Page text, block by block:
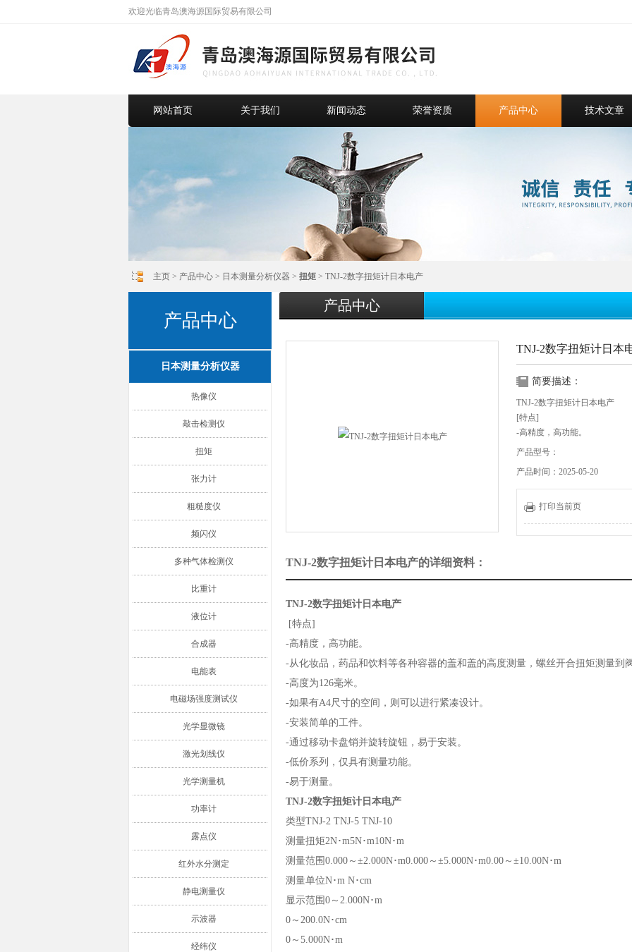
欢迎光临青岛澳海源国际贸易有限公司
网站首页 关于我们 新闻动态 荣誉资质 产品中心 技术文章
主页 > 产品中心 > 日本测量分析仪器 > 扭矩 > TNJ-2数字扭矩计日本电产
产品中心
日本测量分析仪器
热像仪
敲击检测仪
扭矩
张力计
粗糙度仪
频闪仪
多种气体检测仪
比重计
液位计
合成器
电能表
电磁场强度测试仪
光学显微镜
激光划线仪
光学测量机
功率计
露点仪
红外水分测定
静电测量仪
示波器
经纬仪
产品中心
TNJ-2数字扭矩计日本
简要描述：
TNJ-2数字扭矩计日本电产
[特点]
-高精度，高功能。
-从化妆品，药​​品和饮料等各
-高度为126毫米。
-如果有A4尺寸的空间，则可
-安装简单的工件。
-通过移动卡盘销并旋转旋钮
-低价系列，仅具有测量功能。
产品型号：
产品时间：2025-05-20
打印当前页
TNJ-2数字扭矩计日本电产的详细资料：
TNJ-2数字扭矩计日本电产
[特点]
-高精度，高功能。
-从化妆品，药​​品和饮料等各种容器的盖和盖的高度测量，螺丝开合扭矩测量到
-高度为126毫米。
-如果有A4尺寸的空间，则可以进行紧凑设计。
-安装简单的工件。
-通过移动卡盘销并旋转旋钮，易于安装。
-低价系列，仅具有测量功能。
-易于测量。
TNJ-2数字扭矩计日本电产
类型TNJ-2 TNJ-5 TNJ-10
测量扭矩2N･m5N･m10N･m
测量范围0.000～±2.000N･m0.000～±5.000N･m0.00～±10.00N･m
测量单位N･m N･cm
显示范围0～2.000N･m
0～200.0N･cm
0～5.000N･m